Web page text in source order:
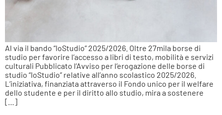
Al via il bando “IoStudio” 2025/2026. Oltre 27mila borse di
studio per favorire l’accesso a libri di testo, mobilità e servizi
culturali Pubblicato l’Avviso per l’erogazione delle borse di
studio “IoStudio” relative all’anno scolastico 2025/2026.
L’iniziativa, finanziata attraverso il Fondo unico per il welfare
dello studente e per il diritto allo studio, mira a sostenere
[…]